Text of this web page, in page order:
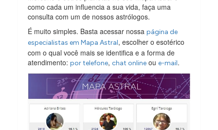
como cada um influencia a sua vida, faça uma
consulta com um de nossos astrólogos.
É muito simples. Basta acessar nossapágina de
especialistas em Mapa Astral, escolher o esotérico
com o qual você mais se identifica e a forma de
atendimento:por telefone,chat online oue-mail.